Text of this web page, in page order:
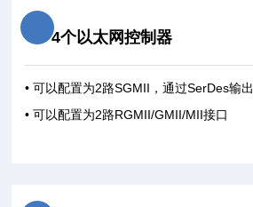
4个以太网控制器
• 可以配置为2路SGMII，通过SerDes输出
• 可以配置为2路RGMII/GMII/MII接口